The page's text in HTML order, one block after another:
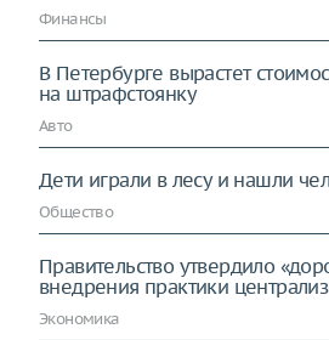
Финансы
В Петербурге вырастет
на штрафстоянку
Авто
Дети играли в лесу и нашли
Общество
Правительство утвердило
внедрения практики
Экономика